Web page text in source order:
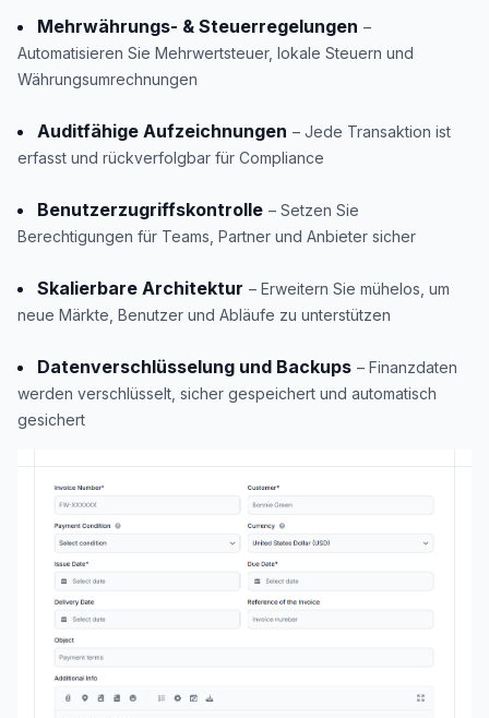
Mehrwährungs- & Steuerregelungen –
Automatisieren Sie Mehrwertsteuer, lokale Steuern und
Währungsumrechnungen
Auditfähige Aufzeichnungen – Jede Transaktion ist
erfasst und rückverfolgbar für Compliance
Benutzerzugriffskontrolle – Setzen Sie
Berechtigungen für Teams, Partner und Anbieter sicher
Skalierbare Architektur – Erweitern Sie mühelos, um
neue Märkte, Benutzer und Abläufe zu unterstützen
Datenverschlüsselung und Backups – Finanzdaten
werden verschlüsselt, sicher gespeichert und automatisch
gesichert